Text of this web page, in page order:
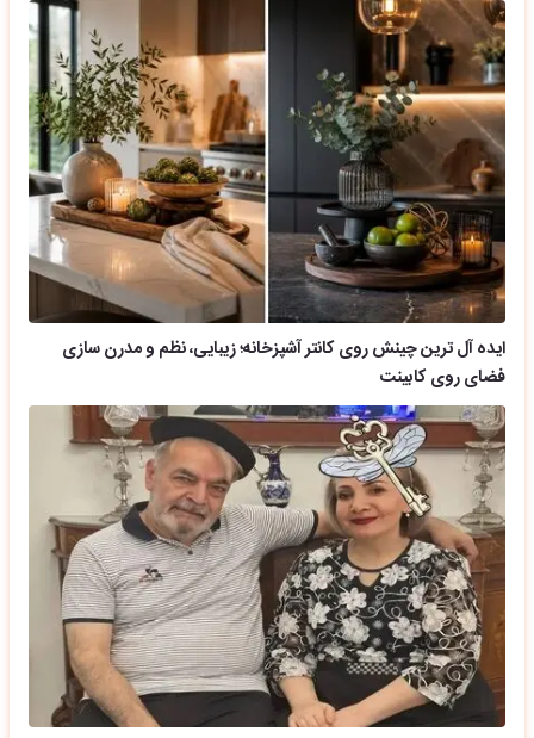
ایده آل ترین چینش روی کانتر آشپزخانه؛ زیبایی، نظم و مدرن سازی
فضای روی کابینت